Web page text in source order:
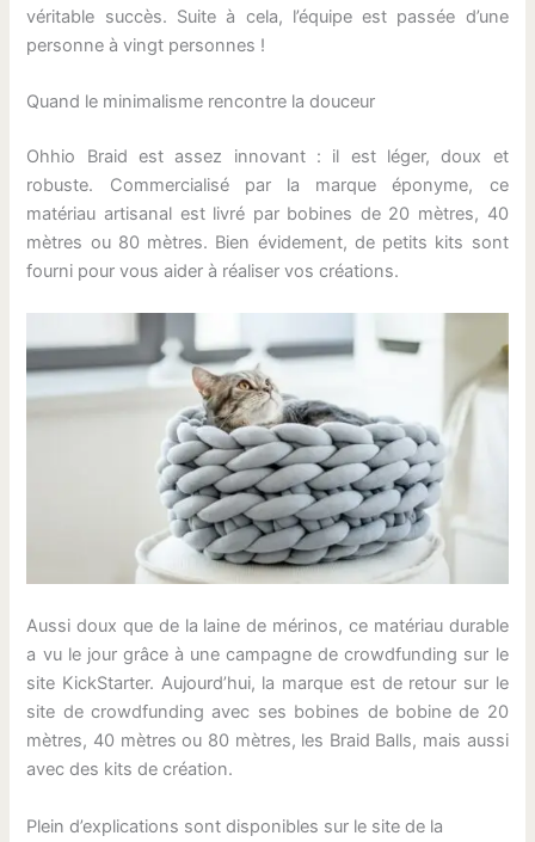
véritable succès. Suite à cela, l’équipe est passée d’une
personne à vingt personnes !
Quand le minimalisme rencontre la douceur
Ohhio Braid est assez innovant : il est léger, doux et
robuste. Commercialisé par la marque éponyme, ce
matériau artisanal est livré par bobines de 20 mètres, 40
mètres ou 80 mètres. Bien évidement, de petits kits sont
fourni pour vous aider à réaliser vos créations.
Aussi doux que de la laine de mérinos, ce matériau durable
a vu le jour grâce à une campagne de crowdfunding sur le
site KickStarter. Aujourd’hui, la marque est de retour sur le
site de crowdfunding avec ses bobines de bobine de 20
mètres, 40 mètres ou 80 mètres, les Braid Balls, mais aussi
avec des kits de création.
Plein d’explications sont disponibles sur le site de la